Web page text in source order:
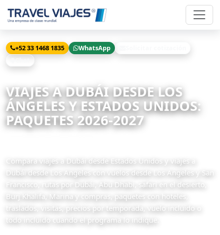
+52 33 1468 1835 WhatsApp
VIAJES A DUBÁI DESDE LOS
ÁNGELES Y ESTADOS UNIDOS:
PAQUETES 2026-2027
Compara viajes a Dubái desde Estados Unidos y viajes a
Dubái desde Los Angeles con vuelos desde Los Angeles y San
Francisco, rutas por Dubái, Abu Dhabi, safari en el desierto,
Burj Khalifa, Marina y compras, paquetes con hoteles,
traslados, visitas, precios por temporada, vuelo incluido o
todo incluido cuando el programa lo indique.